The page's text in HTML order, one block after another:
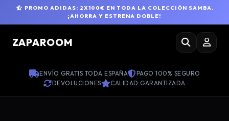
PROMO ADIDAS: 2X100€ EN TODA LA COLECCIÓN SAMBA.
¡AHORRA Y ESTRENA DOBLE!
ZAPAROOM
ENVÍO GRATIS TODA ESPAÑA
PAGO 100% SEGURO
DEVOLUCIONES
CALIDAD GARANTIZADA